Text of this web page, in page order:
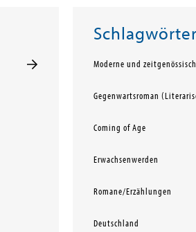
Schlagwörter
Moderne und
Gegenwartsroman
Coming of Age
Erwachsenwerden
Romane/Erzählungen
Deutschland